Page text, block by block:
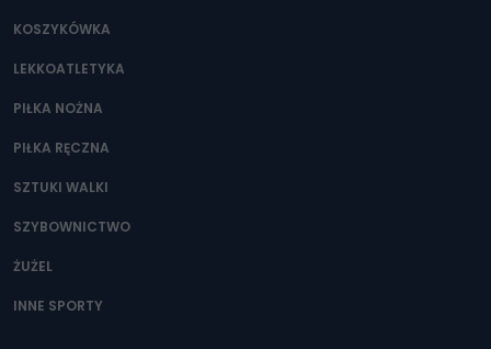
KOSZYKÓWKA
LEKKOATLETYKA
PIŁKA NOŻNA
PIŁKA RĘCZNA
SZTUKI WALKI
SZYBOWNICTWO
ŻUŻEL
INNE SPORTY